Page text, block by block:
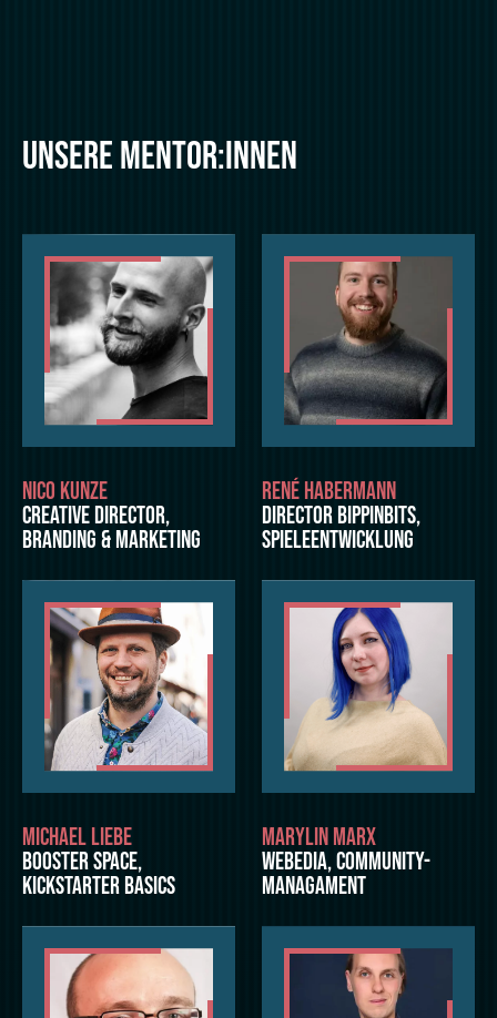
UNSERE MENTOR:INNEN
NICO KUNZE
CREATIVE DIRECTOR,
BRANDING & MARKETING
RENÉ HABERMANN
DIRECTOR BIPPINBITS,
SPIELEENTWICKLUNG
MICHAEL LIEBE
BOOSTER SPACE,
KICKSTARTER BASICS
MARYLIN MARX
WEBEDIA, COMMUNITY-
MANAGAMENT